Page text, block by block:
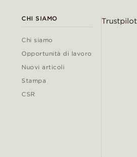
CHI SIAMO
Chi siamo
Opportunità di lavoro
Nuovi articoli
Stampa
CSR
Trustpilot